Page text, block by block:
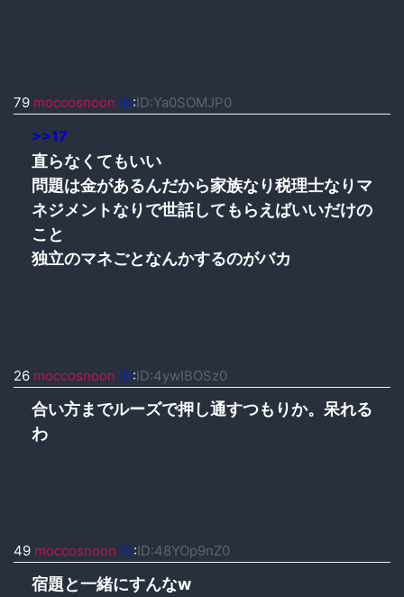
79 moccosnoon ID:ID:Ya0SOMJP0
>>17
直らなくてもいい
問題は金があるんだから家族なり税理士なりマ
ネジメントなりで世話してもらえばいいだけの
こと
独立のマネごとなんかするのがバカ
26 moccosnoon ID:ID:4ywIBOSz0
合い方までルーズで押し通すつもりか。呆れる
わ
49 moccosnoon ID:ID:48YOp9nZ0
宿題と一緒にすんなw